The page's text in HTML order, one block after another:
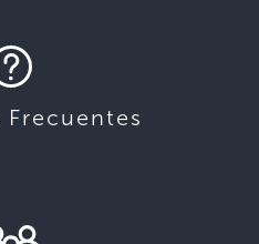
Frecuentes